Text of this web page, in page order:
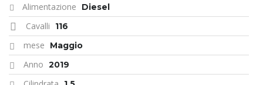
Alimentazione Diesel
Cavalli 116
mese Maggio
Anno 2019